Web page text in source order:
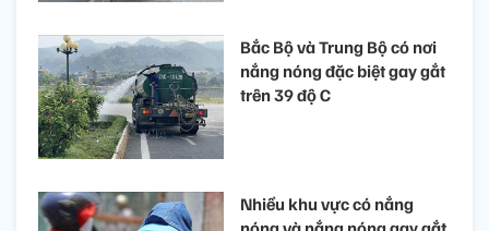
Bắc Bộ và Trung Bộ có nơi
nắng nóng đặc biệt gay gắt
trên 39 độ C
Nhiều khu vực có nắng